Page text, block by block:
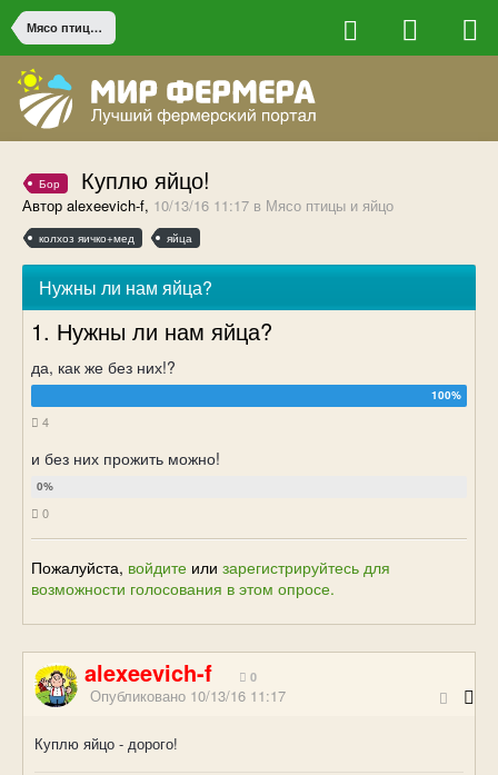
Мясо птицы и яйцо
Бор Куплю яйцо!
Автор alexeevich-f, 10/13/16 11:17 в Мясо птицы и яйцо
колхоз яичко+мед яйца
Нужны ли нам яйца?
1. Нужны ли нам яйца?
да, как же без них!?
4
и без них прожить можно!
0
Пожалуйста, войдите или зарегистрируйтесь для
возможности голосования в этом опросе.
alexeevich-f 0
Опубликовано 10/13/16 11:17
Куплю яйцо - дорого!